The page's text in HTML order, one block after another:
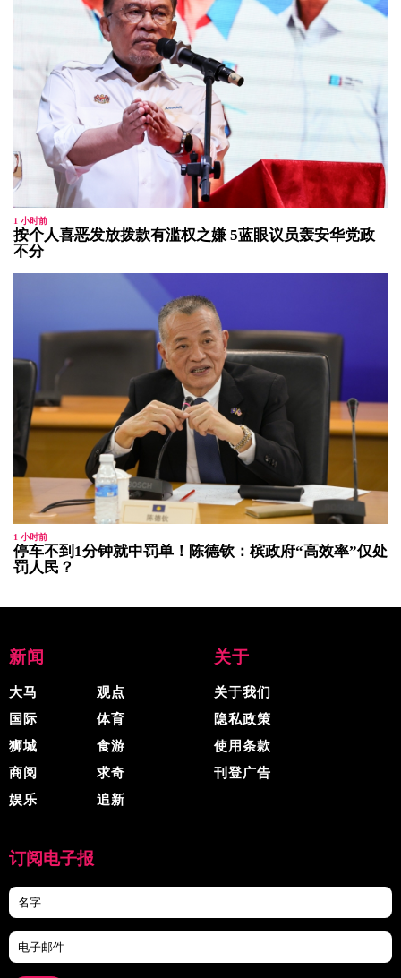
1 小时前
按个人喜恶发放拨款有滥权之嫌 5蓝眼议员轰安华党政
不分
1 小时前
停车不到1分钟就中罚单！陈德钦：槟政府“高效率”仅处
罚人民？
新闻
大马
国际
狮城
商阅
娱乐
观点
体育
食游
求奇
追新
关于
关于我们
隐私政策
使用条款
刊登广告
订阅电子报